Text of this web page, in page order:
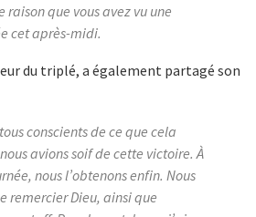
raison que vous avez vu une
cet après-midi.
du triplé, a également partagé son
conscients de ce que cela
avions soif de cette victoire. À
nous l’obtenons enfin. Nous
remercier Dieu, ainsi que